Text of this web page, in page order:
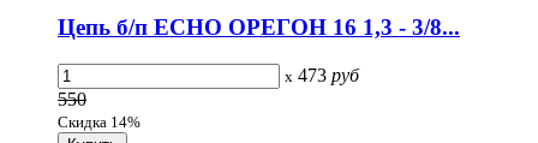
Цепь б/п ECHO ОРЕГОН 16 1,3 - 3/8...
x 473 руб
550
Скидка 14%